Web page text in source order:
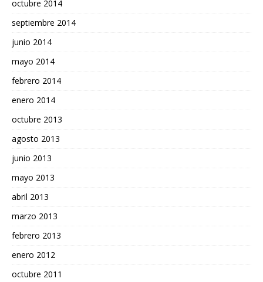
octubre 2014
septiembre 2014
junio 2014
mayo 2014
febrero 2014
enero 2014
octubre 2013
agosto 2013
junio 2013
mayo 2013
abril 2013
marzo 2013
febrero 2013
enero 2012
octubre 2011